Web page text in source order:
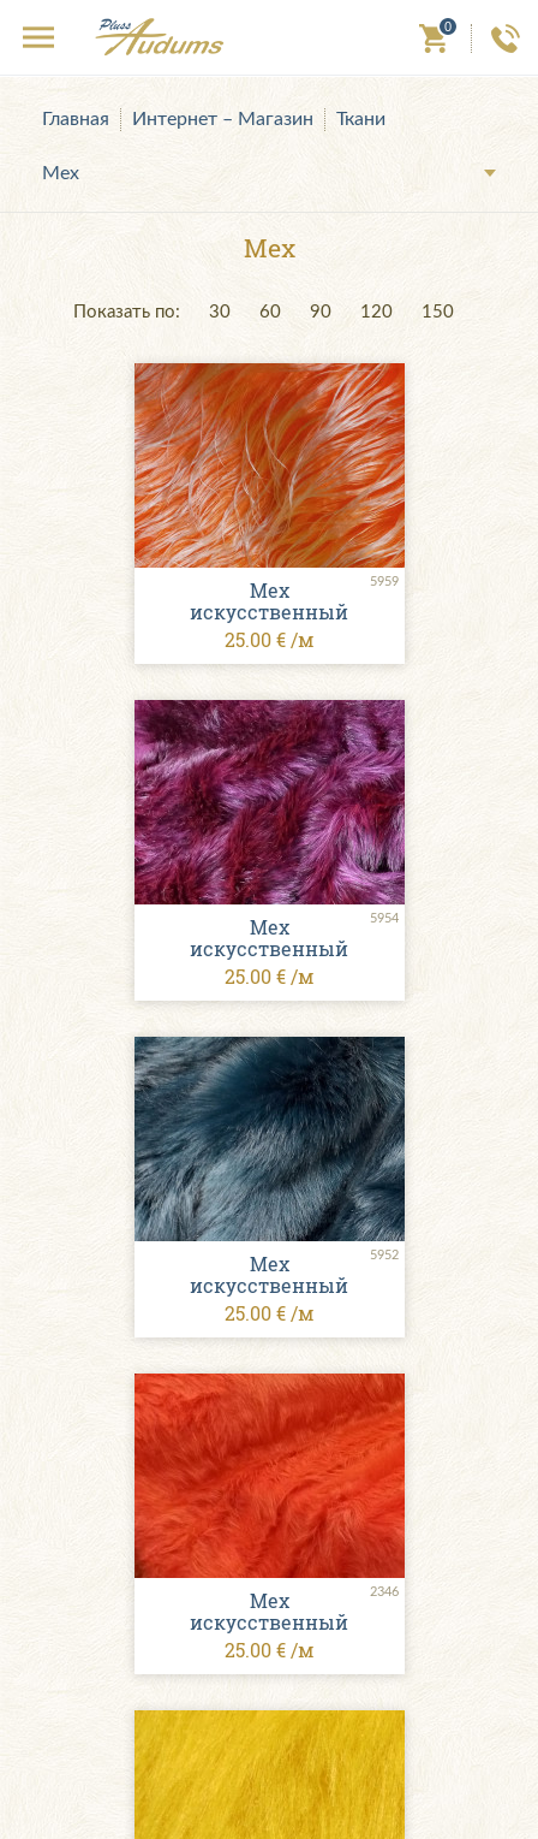
0
Главная Интернет – Магазин Ткани
Мех
Мех
Показать по: 30 60 90 120 150
5959
Мех
искусственный
25.00 € /м
5954
Мех
искусственный
25.00 € /м
5952
Мех
искусственный
25.00 € /м
2346
Мех
искусственный
25.00 € /м